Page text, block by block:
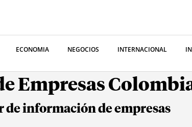
ECONOMIA NEGOCIOS INTERNACIONAL
Empresas
de información de empresas